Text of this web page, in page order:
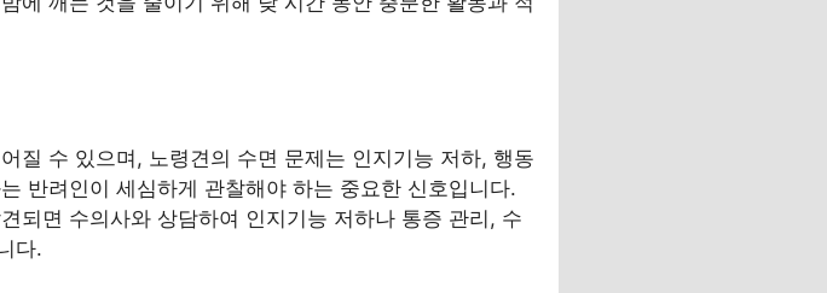
질 수 있으며, 노령견의 수면 문제는 인지기능 저하, 행동
반려인이 세심하게 관찰해야 하는 중요한 신호입니다.
되면 수의사와 상담하여 인지기능 저하나 통증 관리, 수
다.